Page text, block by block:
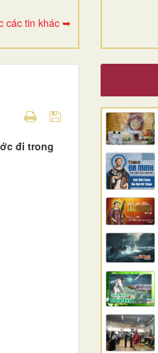
các tin khác ➥
đi trong